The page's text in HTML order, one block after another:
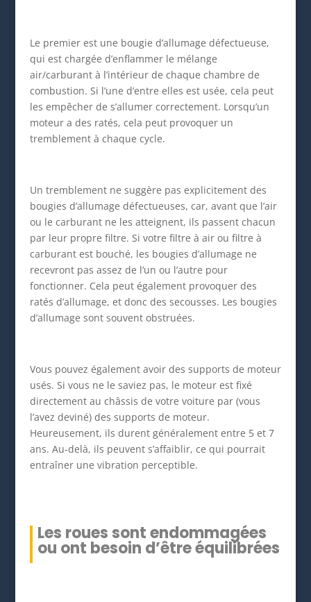
Le premier est une bougie d’allumage défectueuse,
qui est chargée d’enflammer le mélange
air/carburant à l’intérieur de chaque chambre de
combustion. Si l’une d’entre elles est usée, cela peut
les empêcher de s’allumer correctement. Lorsqu’un
moteur a des ratés, cela peut provoquer un
tremblement à chaque cycle.
Un tremblement ne suggère pas explicitement des
bougies d’allumage défectueuses, car, avant que l’air
ou le carburant ne les atteignent, ils passent chacun
par leur propre filtre. Si votre filtre à air ou filtre à
carburant est bouché, les bougies d’allumage ne
recevront pas assez de l’un ou l’autre pour
fonctionner. Cela peut également provoquer des
ratés d’allumage, et donc des secousses. Les bougies
d’allumage sont souvent obstruées.
Vous pouvez également avoir des supports de moteur
usés. Si vous ne le saviez pas, le moteur est fixé
directement au châssis de votre voiture par (vous
l’avez deviné) des supports de moteur.
Heureusement, ils durent généralement entre 5 et 7
ans. Au-delà, ils peuvent s’affaiblir, ce qui pourrait
entraîner une vibration perceptible.
Les roues sont endommagées
ou ont besoin d’être équilibrées